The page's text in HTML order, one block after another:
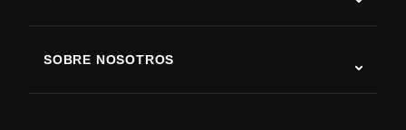
Enfermedad de Parkinson
Artritis
SOBRE NOSOTROS